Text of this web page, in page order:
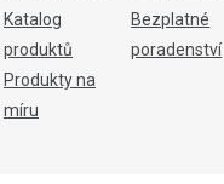
Katalog
produktů
Produkty na
míru
Bezplatné
poradenství